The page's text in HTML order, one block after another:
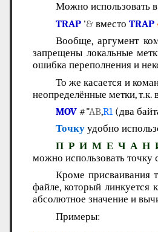
Можно использовать
TRAP'&вместо TRAP
Вообще, аргумент
запрещены локальные
ошибка переполнения и
То же касается и
неопределённые метки,
MOV#"AB,R1(два
Точкуудобно
можно использовать точку
Кроме присваивания
файле, который линкуется
абсолютное значение и
Примеры: